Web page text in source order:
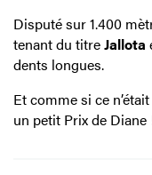
Disputé sur 1.400
tenant du titreJallota
dents longues.
Et comme si ce
un petit Prix de Diane